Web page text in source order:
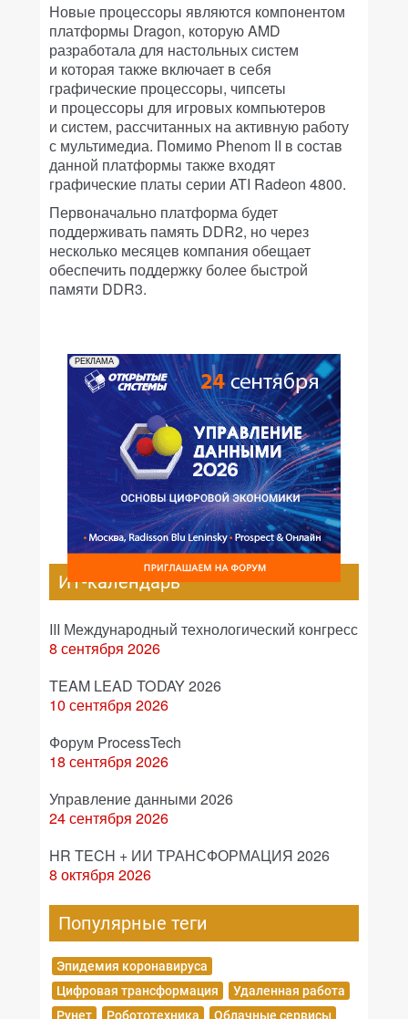
Новые процессоры являются компонентом
платформы Dragon, которую AMD
разработала для настольных систем
и которая также включает в себя
графические процессоры, чипсеты
и процессоры для игровых компьютеров
и систем, рассчитанных на активную работу
с мультимедиа. Помимо Phenom II в состав
данной платформы также входят
графические платы серии ATI Radeon 4800.
Первоначально платформа будет
поддерживать память DDR2, но через
несколько месяцев компания обещает
обеспечить поддержку более быстрой
памяти DDR3.
РЕКЛАМА
ИТ-календарь
III Международный технологический конгресс
8 сентября 2026
TEAM LEAD TODAY 2026
10 сентября 2026
Форум ProcessTech
18 сентября 2026
Управление данными 2026
24 сентября 2026
HR TECH + ИИ ТРАНСФОРМАЦИЯ 2026
8 октября 2026
Популярные теги
Эпидемия коронавируса
Цифровая трансформация
Удаленная работа
Рунет
Робототехника
Облачные сервисы